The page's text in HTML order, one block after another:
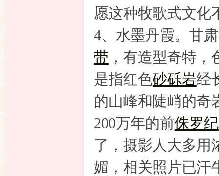
愿这种牧歌式文化
4、 水墨丹霞。 甘
带 ，有造型奇特
是指红色砂砾岩经
的山峰和陡峭的奇
200万年的前侏罗纪
了，摄影人大多用
媚，相关照片已汗